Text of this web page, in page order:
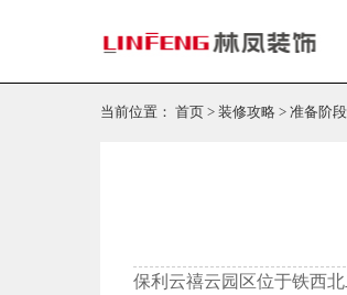
当前位置： 首页 > 装修攻略 > 准备阶段
保利云禧云园区位于铁西